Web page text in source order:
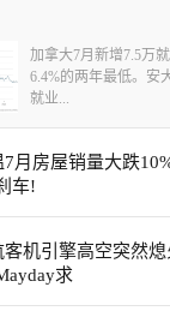
加拿大7月新增7.5万
6.4%的两年最低。安
就业...
月房屋销量大跌
车!
迹象，7月马上又踩
协会最...
机引擎高空突然
求